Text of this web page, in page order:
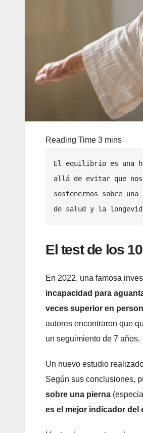
El equilibrio es una
allá de evitar que nos
sostenernos sobre
de salud y la
El test de los
En 2022, una famosa
incapacidad para
veces superior en
autores encontraron que
un seguimiento de 7 años.
Un nuevo estudio
Según sus conclusiones,
sobre una pierna
es el mejor indicador del